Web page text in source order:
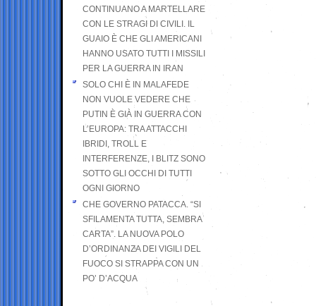
CONTINUANO A MARTELLARE
CON LE STRAGI DI CIVILI. IL
GUAIO È CHE GLI AMERICANI
HANNO USATO TUTTI I MISSILI
PER LA GUERRA IN IRAN
SOLO CHI È IN MALAFEDE
NON VUOLE VEDERE CHE
PUTIN È GIÀ IN GUERRA CON
L’EUROPA: TRA ATTACCHI
IBRIDI, TROLL E
INTERFERENZE, I BLITZ SONO
SOTTO GLI OCCHI DI TUTTI
OGNI GIORNO
CHE GOVERNO PATACCA. “SI
SFILAMENTA TUTTA, SEMBRA
CARTA”. LA NUOVA POLO
D’ORDINANZA DEI VIGILI DEL
FUOCO SI STRAPPA CON UN
PO’ D’ACQUA